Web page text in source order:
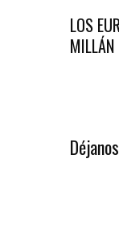
LOS
MILLÁN